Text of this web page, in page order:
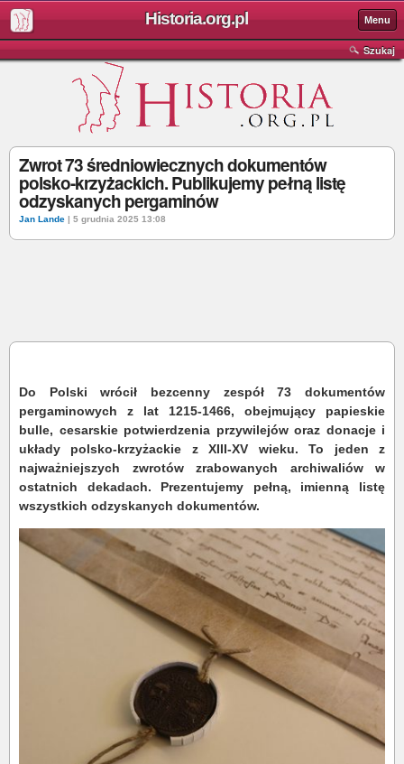
Historia.org.pl Menu
Szukaj
Zwrot 73 średniowiecznych dokumentów
polsko-krzyżackich. Publikujemy pełną listę
odzyskanych pergaminów
Jan Lande | 5 grudnia 2025 13:08
Do Polski wrócił bezcenny zespół 73 dokumentów
pergaminowych z lat 1215-1466, obejmujący papieskie
bulle, cesarskie potwierdzenia przywilejów oraz donacje i
układy polsko-krzyżackie z XIII-XV wieku. To jeden z
najważniejszych zwrotów zrabowanych archiwaliów w
ostatnich dekadach. Prezentujemy pełną, imienną listę
wszystkich odzyskanych dokumentów.